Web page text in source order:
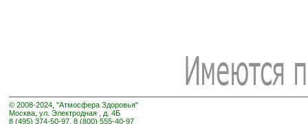
© 2008-2024, "Атмосфера Здоровья"
Москва, ул. Электродная , д. 4Б
8 (495) 374-50-97, 8 (800) 555-40-97